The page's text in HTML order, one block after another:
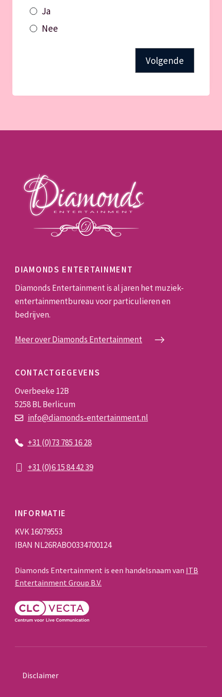
Ja
Nee
Volgende
DIAMONDS ENTERTAINMENT
Diamonds Entertainment is al jaren het muziek-
entertainmentbureau voor particulieren en
bedrijven.
Meer over Diamonds Entertainment
CONTACTGEGEVENS
Overbeeke 12B
5258 BL Berlicum
info@diamonds-entertainment.nl
+31 (0)73 785 16 28
+31 (0)6 15 84 42 39
INFORMATIE
KVK 16079553
IBAN NL26RABO0334700124
Diamonds Entertainment is een handelsnaam van ITB
Entertainment Group B.V.
Disclaimer